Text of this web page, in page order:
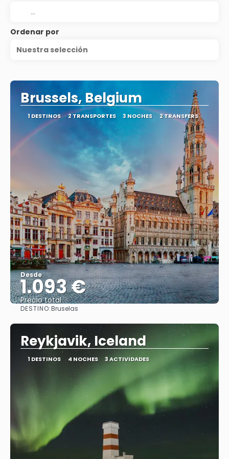
Ordenar por
Nuestra selección
Brussels, Belgium
1 DESTINOS 2 TRANSPORTES 3 NOCHES 2 TRANSFERS
Desde
1.093 €
Precio total
DESTINO:Bruselas
Reykjavik, Iceland
1 DESTINOS 4 NOCHES 3 ACTIVIDADES